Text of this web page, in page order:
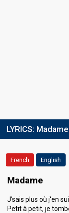
LYRICS: Madame
French English
Madame
J'sais plus où j'en
Petit à petit, je